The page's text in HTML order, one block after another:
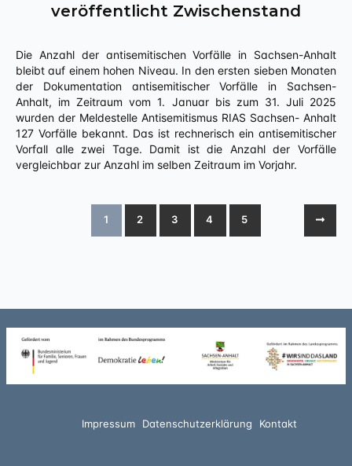
veröffentlicht Zwischenstand
Die Anzahl der antisemitischen Vorfälle in Sachsen-Anhalt
bleibt auf einem hohen Niveau. In den ersten sieben Monaten
der Dokumentation antisemitischer Vorfälle in Sachsen-
Anhalt, im Zeitraum vom 1. Januar bis zum 31. Juli 2025
wurden der Meldestelle Antisemitismus RIAS Sachsen- Anhalt
127 Vorfälle bekannt. Das ist rechnerisch ein antisemitischer
Vorfall alle zwei Tage. Damit ist die Anzahl der Vorfälle
vergleichbar zur Anzahl im selben Zeitraum im Vorjahr.
1 2 3 4 5
Impressum Datenschutzerklärung Kontakt